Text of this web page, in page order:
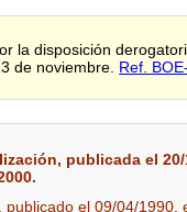
la disposición
de noviembre. Ref.
publicada el
publicado el 09/04/1990,